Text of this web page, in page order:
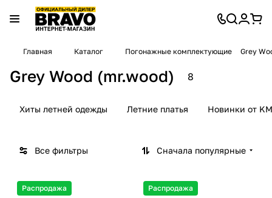
Главная Каталог Погонажные комплектующие Grey
Grey Wood (mr.wood) 8
Хиты летней одежды Летние платья Новинки от
Все фильтры Сначала популярные
Распродажа Распродажа